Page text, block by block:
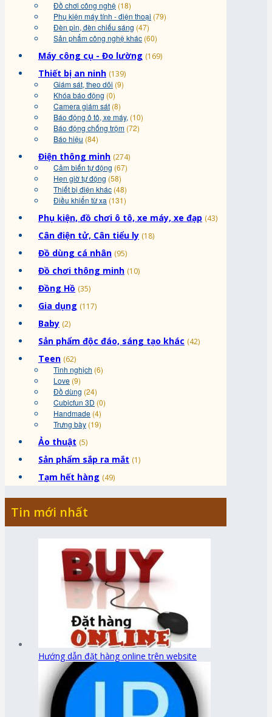
Đồ chơi công nghệ (18)
Phụ kiện máy tính - điện thoại (79)
Đèn pin, đèn chiếu sáng (47)
Sản phẩm công nghệ khác (60)
Máy công cụ - Đo lường (169)
Thiết bị an ninh (139)
Giám sát, theo dõi (9)
Khóa báo động (0)
Camera giám sát (8)
Báo động ô tô, xe máy, (10)
Báo động chống trộm (72)
Báo hiệu (84)
Điện thông minh (274)
Cảm biến tự động (67)
Hẹn giờ tự động (58)
Thiết bị điện khác (48)
Điều khiển từ xa (131)
Phụ kiện, đồ chơi ô tô, xe máy, xe đạp (43)
Cân điện tử, Cân tiểu ly (18)
Đồ dùng cá nhân (95)
Đồ chơi thông minh (10)
Đồng Hồ (35)
Gia dụng (117)
Baby (2)
Sản phẩm độc đáo, sáng tạo khác (42)
Teen (62)
Tinh nghịch (6)
Love (9)
Đồ dùng (24)
Cubicfun 3D (0)
Handmade (4)
Trưng bày (19)
Ảo thuật (5)
Sản phẩm sắp ra mắt (1)
Tạm hết hàng (49)
Tin mới nhất
Hướng dẫn đặt hàng online trên website